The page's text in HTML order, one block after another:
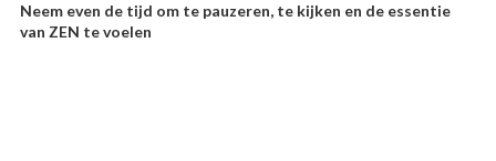
Neem even de tijd om te pauzeren, te kijken en de essentie
van ZEN te voelen